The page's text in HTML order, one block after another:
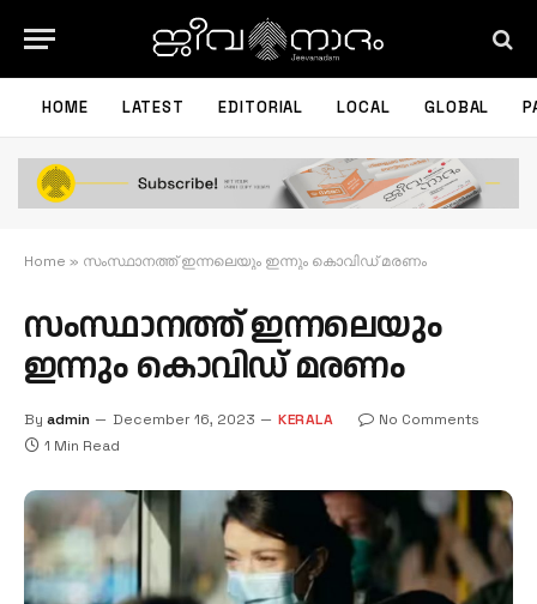
HOME LATEST EDITORIAL LOCAL GLOBAL
Home » സംസ്ഥാനത്ത് ഇന്നലെയും ഇന്നും കൊവിഡ് മരണം
സംസ്ഥാനത്ത് ഇന്നലെയും
ഇന്നും കൊവിഡ് മരണം
By admin December 16, 2023 KERALA
No Comments
1 Min Read